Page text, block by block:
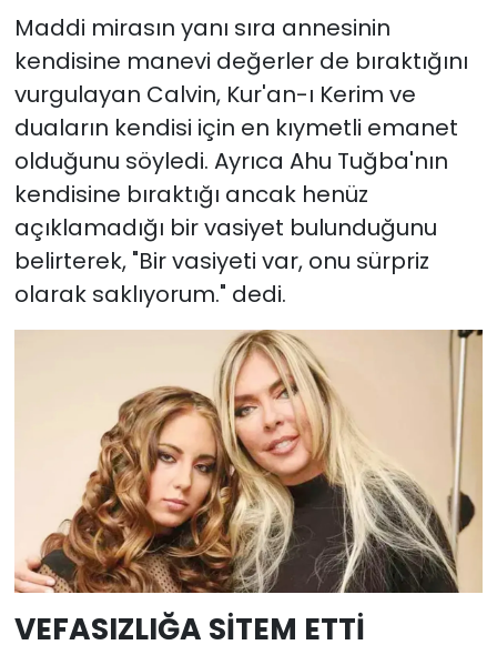
Maddi mirasın yanı sıra annesinin
kendisine manevi değerler de bıraktığını
vurgulayan Calvin, Kur'an-ı Kerim ve
duaların kendisi için en kıymetli emanet
olduğunu söyledi. Ayrıca Ahu Tuğba'nın
kendisine bıraktığı ancak henüz
açıklamadığı bir vasiyet bulunduğunu
belirterek, "Bir vasiyeti var, onu sürpriz
olarak saklıyorum." dedi.
VEFASIZLIĞA SİTEM ETTİ